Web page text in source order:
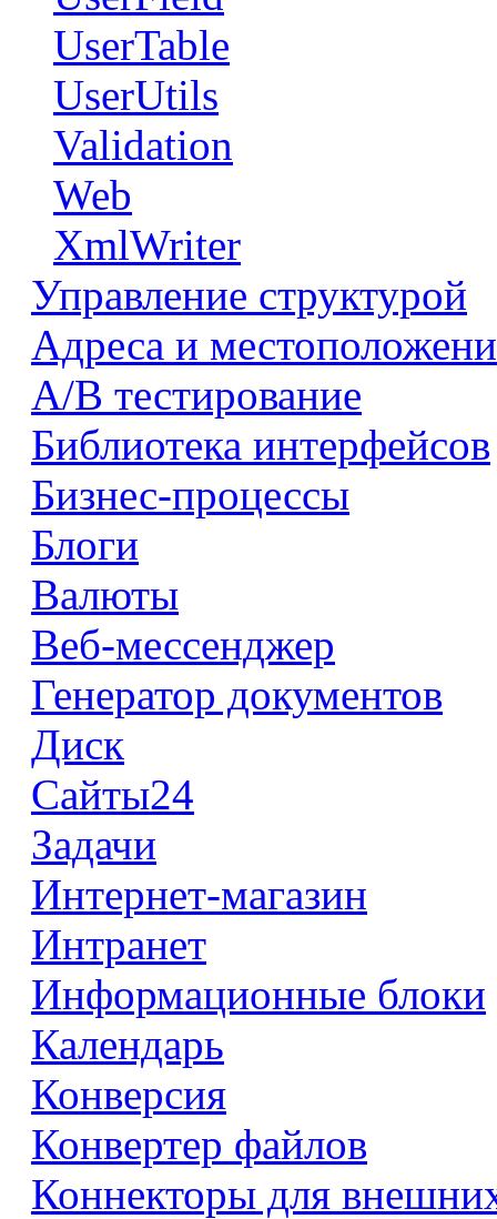
UserTable
UserUtils
Validation
Web
XmlWriter
Управление структурой
Адреса и
А/В тестирование
Библиотека интерфейсов
Бизнес-процессы
Блоги
Валюты
Веб-мессенджер
Генератор документов
Диск
Сайты24
Задачи
Интернет-магазин
Интранет
Информационные блоки
Календарь
Конверсия
Конвертер файлов
Коннекторы для